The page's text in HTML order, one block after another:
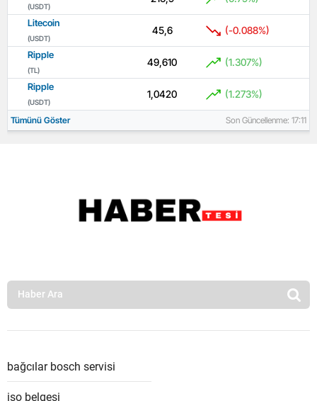
(USDT)
Litecoin
(USDT)
45,6 (-0.088%)
Ripple
(TL)
49,610 (1.307%)
Ripple
(USDT)
1,0420 (1.273%)
Tümünü Göster Son Güncellenme: 17:11
bağcılar bosch servisi
iso belgesi